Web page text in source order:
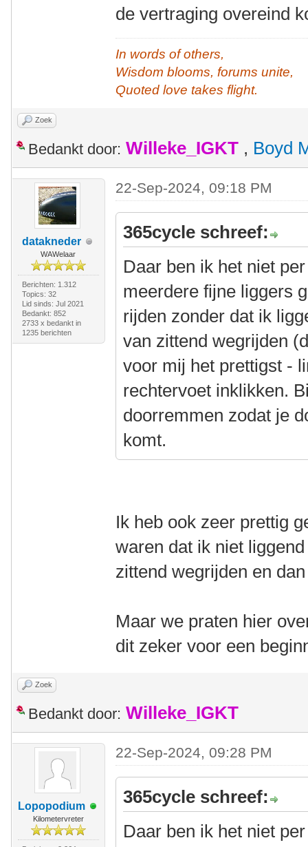
de vertraging overeind
In words of others,
Wisdom blooms, forums unite,
Quoted love takes flight.
Zoek
Bedankt door: Willeke_IGKT , Boyd
datakneder
WAWelaar
Berichten: 1.312
Topics: 32
Lid sinds: Jul 2021
Bedankt: 852
2733 x bedankt in
1235 berichten
22-Sep-2024, 09:18 PM
365cycle schreef:
Daar ben ik het niet
meerdere fijne liggers
rijden zonder dat ik
van zittend wegrijden
voor mij het prettigst -
rechtervoet inklikken.
doorremmen zodat je
komt.
Ik heb ook zeer prettig
waren dat ik niet
zittend wegrijden en
Maar we praten hier
dit zeker voor een
Zoek
Bedankt door: Willeke_IGKT
Lopopodium
Kilometervreter
22-Sep-2024, 09:28 PM
365cycle schreef:
Daar ben ik het niet